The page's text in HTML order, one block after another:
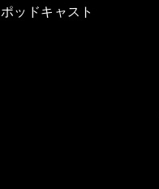
ポッドキャスト